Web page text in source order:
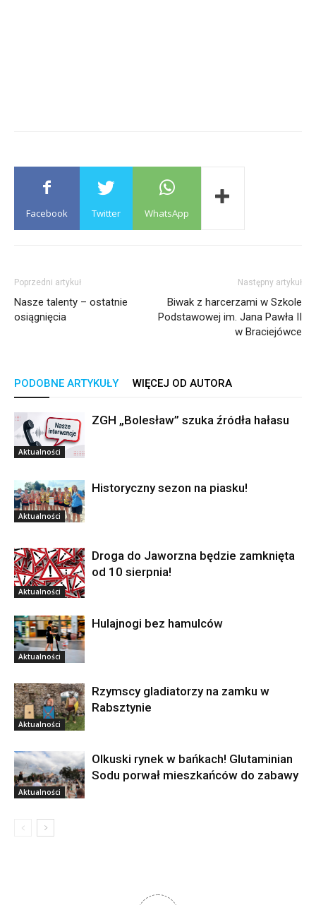
Facebook Twitter WhatsApp
Poprzedni artykuł
Nasze talenty – ostatnie
osiągnięcia
Następny artykuł
Biwak z harcerzami w Szkole
Podstawowej im. Jana Pawła II
w Braciejówce
PODOBNE ARTYKUŁY WIĘCEJ OD AUTORA
Aktualności
ZGH „Bolesław” szuka źródła hałasu
Aktualności
Historyczny sezon na piasku!
Aktualności
Droga do Jaworzna będzie zamknięta
od 10 sierpnia!
Aktualności
Hulajnogi bez hamulców
Aktualności
Rzymscy gladiatorzy na zamku w
Rabsztynie
Aktualności
Olkuski rynek w bańkach! Glutaminian
Sodu porwał mieszkańców do zabawy